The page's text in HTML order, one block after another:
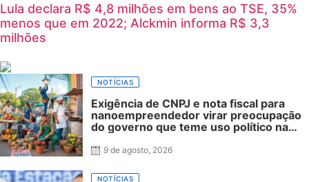
Lula declara R$ 4,8 milhões em bens ao TSE, 35%
menos que em 2022; Alckmin informa R$ 3,3
milhões
NOTÍCIAS
Exigência de CNPJ e nota fiscal para
nanoempreendedor virar preocupação
do governo que teme uso político na
9 de agosto, 2026
NOTÍCIAS